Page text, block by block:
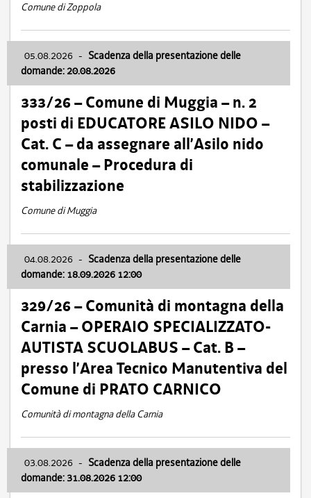
Comune di Zoppola
05.08.2026 - Scadenza della presentazione delle
domande: 20.08.2026
333/26 – Comune di Muggia – n. 2
posti di EDUCATORE ASILO NIDO –
Cat. C – da assegnare all’Asilo nido
comunale – Procedura di
stabilizzazione
Comune di Muggia
04.08.2026 - Scadenza della presentazione delle
domande: 18.09.2026 12:00
329/26 – Comunità di montagna della
Carnia – OPERAIO SPECIALIZZATO-
AUTISTA SCUOLABUS – Cat. B –
presso l’Area Tecnico Manutentiva del
Comune di PRATO CARNICO
Comunità di montagna della Carnia
03.08.2026 - Scadenza della presentazione delle
domande: 31.08.2026 12:00